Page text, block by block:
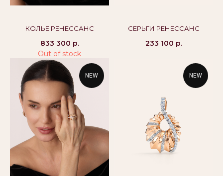
КОЛЬЕ РЕНЕССАНС
833 300 р.
Out of stock
СЕРЬГИ РЕНЕССАНС
233 100 р.
NEW NEW
Публичная оферта